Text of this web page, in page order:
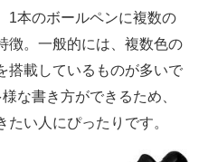
1本のボールペンに複数の
徴。一般的には、複数色の
搭載しているものが多いで
な書き方ができるため、
い人にぴったりです。